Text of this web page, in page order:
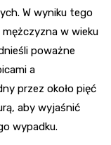
W wyniku tego
w wieku
poważne
a
przez około pięć
aby wyjaśnić
wypadku.